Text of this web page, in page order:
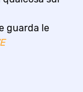
guarda le